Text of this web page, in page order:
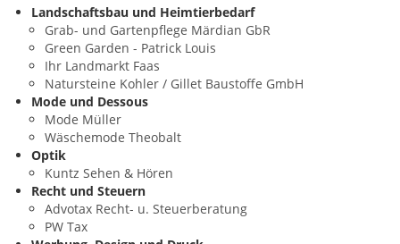
Landschaftsbau und Heimtierbedarf
Grab- und Gartenpflege Märdian GbR
Green Garden - Patrick Louis
Ihr Landmarkt Faas
Natursteine Kohler / Gillet Baustoffe GmbH
Mode und Dessous
Mode Müller
Wäschemode Theobalt
Optik
Kuntz Sehen & Hören
Recht und Steuern
Advotax Recht- u. Steuerberatung
PW Tax